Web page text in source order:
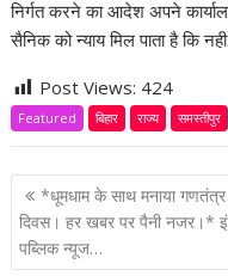
निर्गत करने का आदेश अपने
सैनिक को न्याय मिल पाता है कि
Post Views: 424
Featured बिहार राज्य समस्तीपुर
P
o
s
*धूमधाम के साथ मनाया गणतंत्र
दिवस। हर खबर पर पैनी नजर।*
पब्लिक न्यूज…